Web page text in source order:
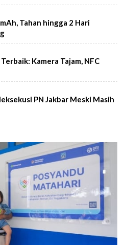
Tahan hingga 2 Hari
Kamera Tajam, NFC
PN Jakbar Meski Masih